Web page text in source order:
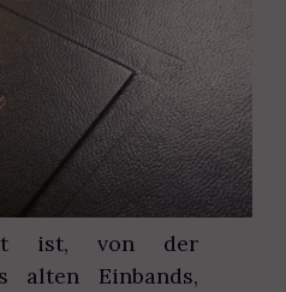
ist, von der
alten Einbands,